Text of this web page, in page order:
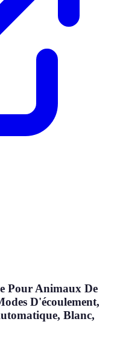
Pour Animaux De
D'écoulement,
Blanc,